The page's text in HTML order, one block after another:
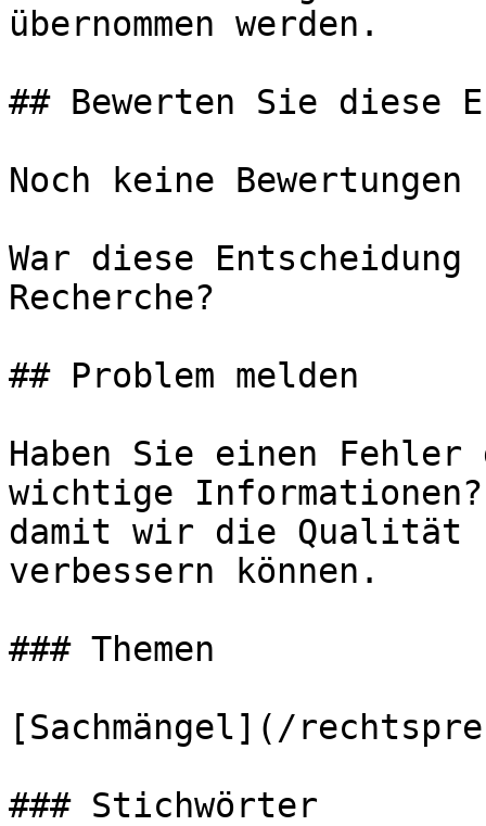
übernommen werden.
## Bewerten Sie diese
Noch keine Bewertungen
War diese
Recherche?
## Problem melden
Haben Sie einen
wichtige
damit wir die Qualität
verbessern können.
### Themen
[Sachmängel](/
### Stichwörter